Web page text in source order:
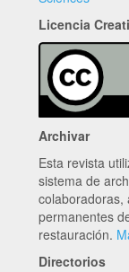
Licencia
Archivar
Esta revista
sistema de
colaboradoras,
permanentes
restauración.
Directorios